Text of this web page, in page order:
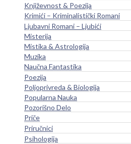
Književnost & Poezija
Krimići – Kriminalistički Romani
Ljubavni Romani – Ljubići
Misterija
Mistika & Astrologija
Muzika
Naučna Fantastika
Poezija
Poljoprivreda & Biologija
Popularna Nauka
Pozorišno Delo
Priče
Priručnici
Psihologija